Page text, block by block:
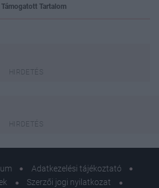
Támogatott Tartalom
Adatkezelési tájékoztató
Szerzői jogi nyilatkozat